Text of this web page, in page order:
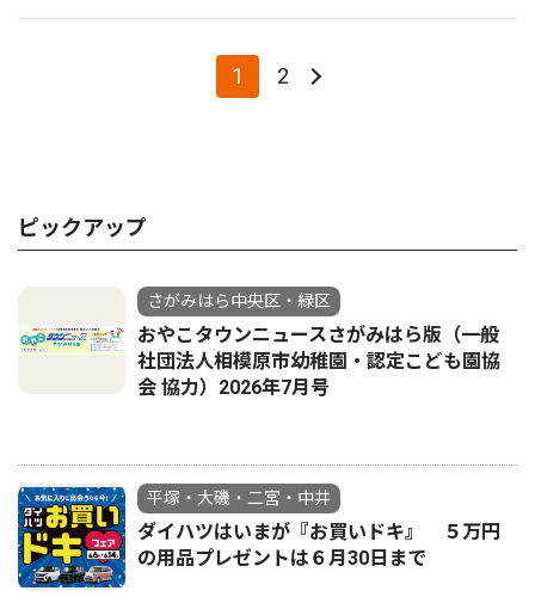
1 2
ピックアップ
さがみはら中央区・緑区
おやこタウンニュースさがみはら版（一般
社団法人相模原市幼稚園・認定こども園協
会 協力）2026年7月号
平塚・大磯・二宮・中井
ダイハツはいまが『お買いドキ』 ５万円
の用品プレゼントは６月30日まで